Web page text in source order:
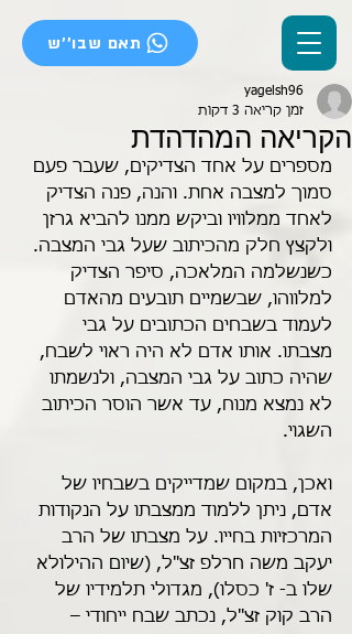
תאם שבו''ש
הקריאה המהדהדת
yagelsh96
זמן קריאה 3 דקות
מספרים על אחד הצדיקים, שעבר פעם
סמוך למצבה אחת. והנה, פנה הצדיק
לאחד ממלוויו וביקש ממנו להביא גרזן
ולקצץ חלק מהכיתוב שעל גבי המצבה.
כשנשלמה המלאכה, סיפר הצדיק
למלווהו, שבשמיים תובעים מהאדם
לעמוד בשבחים הכתובים על גבי
מצבתו. אותו אדם לא היה ראוי לשבח,
שהיה כתוב על גבי המצבה, ולנשמתו
לא נמצא מנוח, עד אשר הוסר הכיתוב
השגוי.
ואכן, במקום שמדייקים בשבחיו של
אדם, ניתן ללמוד ממצבתו על הנקודות
המרכזיות בחייו. על מצבתו של הרב
יעקב משה חרלפ זצ"ל, (שיום ההילולא
שלו ב- ז' כסלו), מגדולי תלמידיו של
הרב קוק זצ"ל, נכתב שבח ייחודי –